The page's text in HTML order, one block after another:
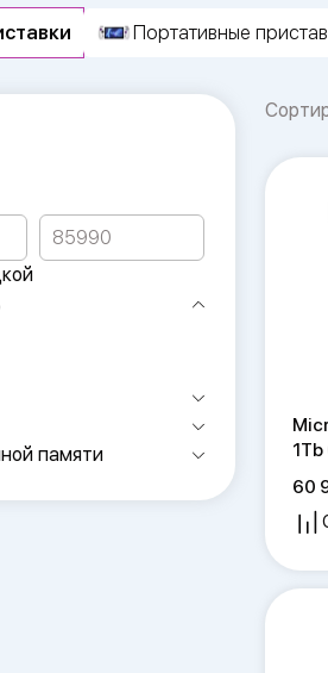
Портативные
памяти
60